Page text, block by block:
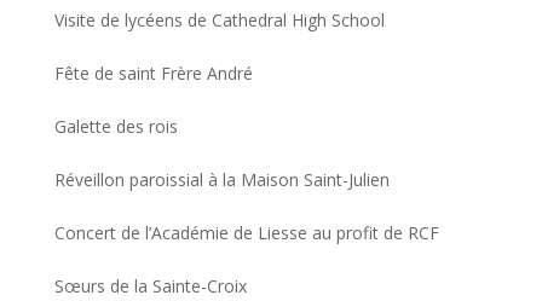
Visite de lycéens de Cathedral High School
Fête de saint Frère André
Galette des rois
Réveillon paroissial à la Maison Saint-Julien
Concert de l’Académie de Liesse au profit de RCF
Sœurs de la Sainte-Croix